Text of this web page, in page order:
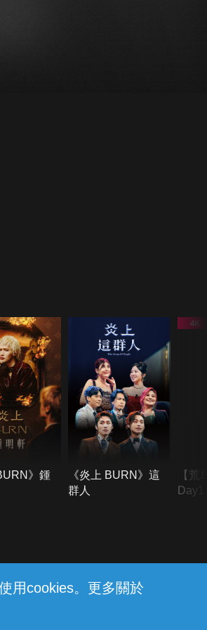
用cookies。更多關於
》鍾
《炎上 BURN》這
群人
【荒